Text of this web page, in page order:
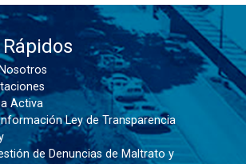
Activa
Ley de Transparencia
de Denuncias de Maltrato y